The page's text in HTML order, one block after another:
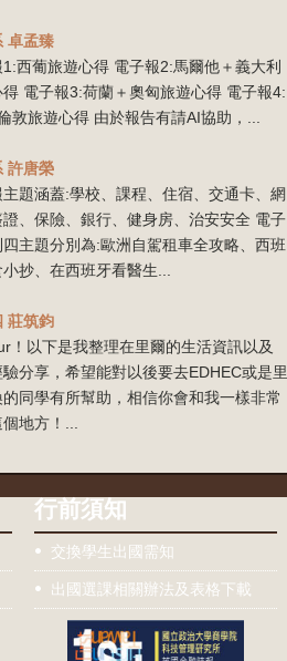
卓孟臻
1:西葡旅遊心得 電子報2:馬爾他＋義大利
電子報3:荷蘭＋奧匈旅遊心得 電子報4:
敦旅遊心得 由於報告有請AI協助，...
許唐榮
題涵蓋:學校、課程、住宿、交通卡、網
證、保險、銀行、健身房、治安安全 電子
主題分別為:歐洲自駕租車全攻略、西班
抄、在西班牙看醫生...
莊筑鈞
！以下是我整理在里爾的生活資訊以及
分享，希望能對以後要去EDHEC或是里
同學有所幫助，相信你會和我一樣非常
地方！...
行前須知
交換學生出國需知
出國選課相關辦法及表格下載